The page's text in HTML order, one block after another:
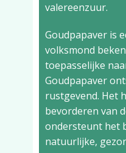
valereenzuur.
Goudpapaver is
volksmond
toepasselijke
Goudpapaver
rustgevend. Het
bevorderen van
ondersteunt het
natuurlijke,